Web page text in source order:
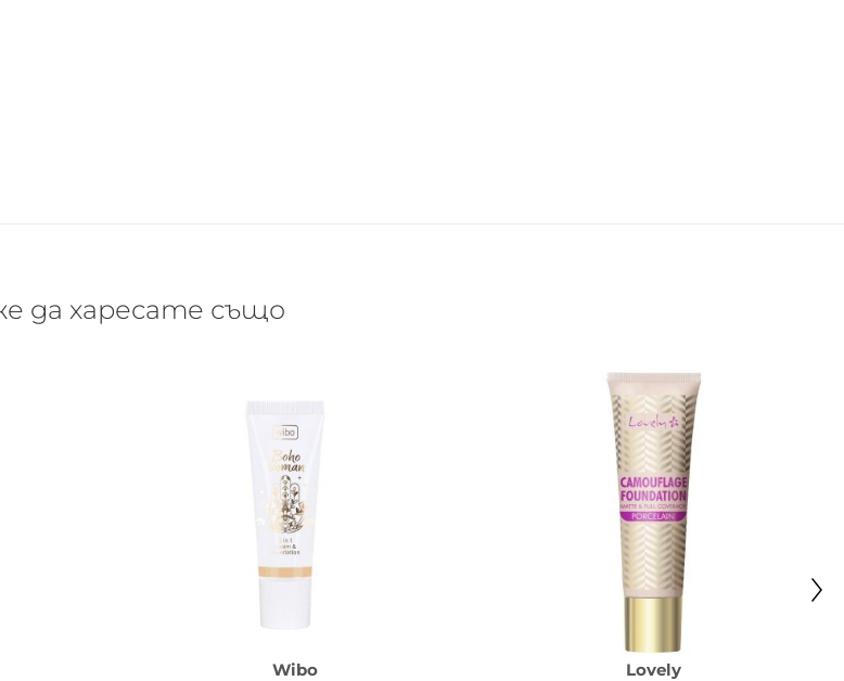
да харесате също
Wibo Lovely